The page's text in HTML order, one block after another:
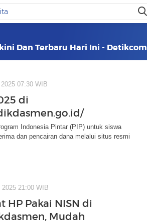
Dan Terbaru Hari Ini - Detikcom
07:30 WIB
di
Indonesia Pintar (PIP) untuk siswa
dan pencairan dana melalui situs resmi
21:00 WIB
HP Pakai NISN di
Mudah